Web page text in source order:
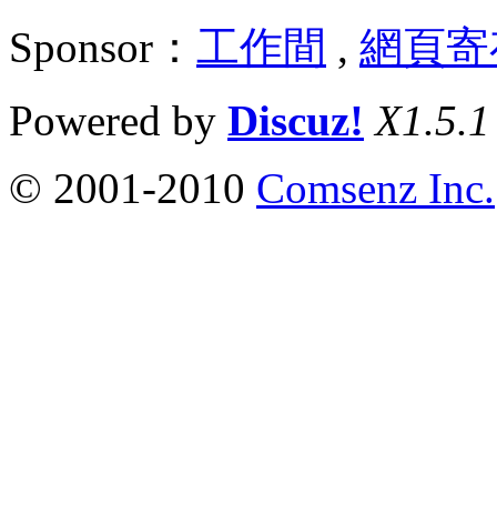
Sponsor： 工作間 , 網頁
Powered by Discuz! X1.5.1
© 2001-2010 Comsenz Inc.